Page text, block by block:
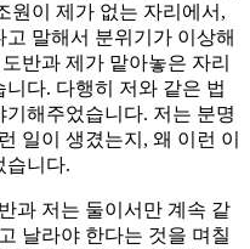
원이 제가 없는 자리에서,
말해서 분위기가 이상해
반과 제가 맡아놓은 자리
다. 다행히 저와 같은 법
해주었습니다. 저는 분명
일이 생겼는지, 왜 이런 이
습니다.
과 저는 둘이서만 계속 같
날라야 한다는 것을 며칠